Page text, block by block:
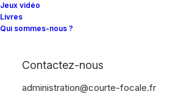
Jeux vidéo
Livres
Qui sommes-nous ?
Contactez-nous
administration@courte-focale.fr